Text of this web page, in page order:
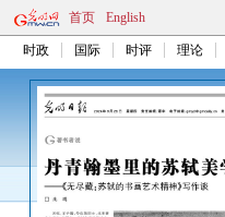
首页 English
时政 国际 时评 理论